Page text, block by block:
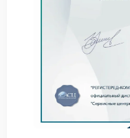
Что можно
появлении
рекомендуется
отключить
повторно включить